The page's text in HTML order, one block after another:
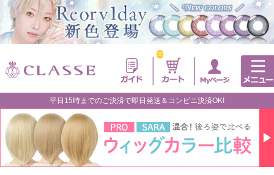
0
平日15時までのご決済で即日発送＆コンビニ決済OK!